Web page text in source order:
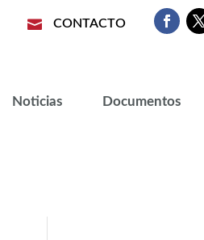
 CONTACTO
Noticias Documentos